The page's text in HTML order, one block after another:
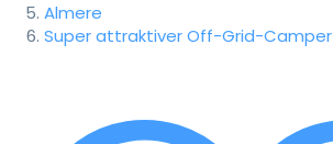
Almere
Super attraktiver Off-Grid-Camper